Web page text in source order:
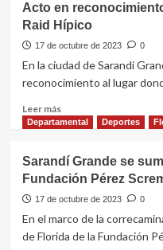
especial
de
donación
de
en
Grande
Acto en
Raid Hípico
17 de octubre de 2023 0
En la ciudad de Sarandí
reconocimiento al lugar
Leer másLeer
más
en
reconocimiento
al
nació
Departamental Deportes
Sarandí Grande se
Fundación Pérez
17 de octubre de 2023 0
En el marco de la
de Florida de la Fundación